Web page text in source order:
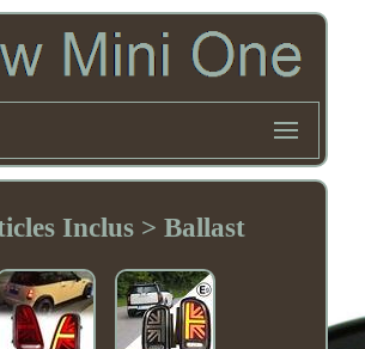
Inclus > Ballast